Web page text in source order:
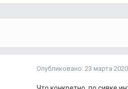
Опубликовано: 23 марта 2020